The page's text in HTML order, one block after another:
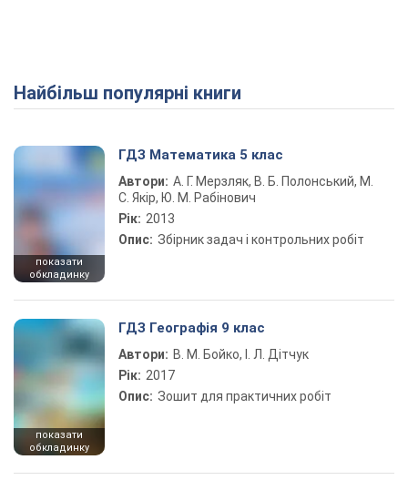
Найбільш популярні книги
показати
обкладинку
ГДЗ Математика 5 клас
Автори: А. Г. Мерзляк, В. Б. Полонський, М.
С. Якір, Ю. М. Рабінович
Рік: 2013
Опис: Збірник задач і контрольних робіт
показати
обкладинку
ГДЗ Географія 9 клас
Автори: В. М. Бойко, І. Л. Дітчук
Рік: 2017
Опис: Зошит для практичних робіт